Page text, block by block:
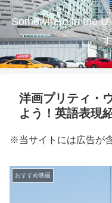
Somewhere in the
洋画プリティ・
よう！英語表現
※当サイトには広告が
おすすめ映画